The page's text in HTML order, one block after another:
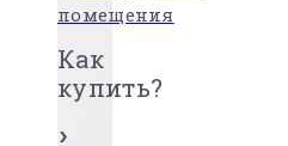
помещения
Как
купить?